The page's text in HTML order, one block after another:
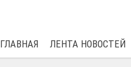
ГЛАВНАЯ ЛЕНТА НОВОСТЕЙ